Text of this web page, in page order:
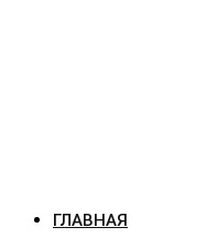
ГЛАВНАЯ